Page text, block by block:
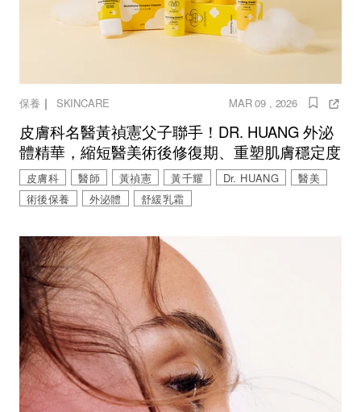
保養 ｜ SKINCARE MAR 09 , 2026
皮膚科名醫黃禎憲父子聯手！DR. HUANG 外泌
體精華，縮短醫美術後修復期、重塑肌膚穩定度
皮膚科 醫師 黃禎憲 黃千耀 Dr. HUANG
醫美
術後保養
外泌體 舒緩乳霜